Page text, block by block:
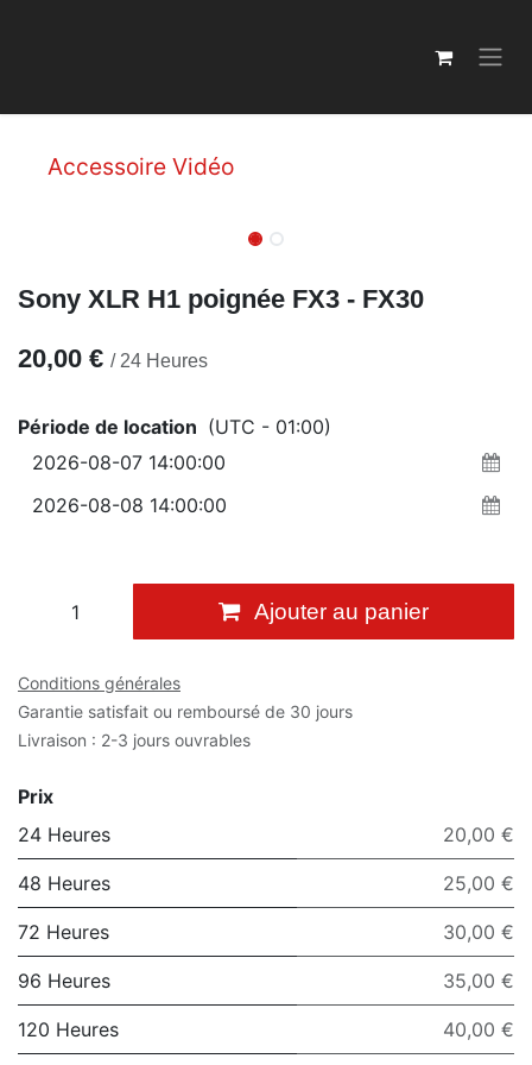
Accessoire Vidéo
Sony XLR H1 poignée FX3 - FX30
20,00€ /24 Heures
Période de location (UTC - 01:00)
Ajouter au panier
Conditions générales
Garantie satisfait ou remboursé de 30 jours
Livraison : 2-3 jours ouvrables
Prix
24 Heures
20,00 €
48 Heures 25,00 €
72 Heures 30,00 €
96 Heures 35,00 €
120 Heures 40,00 €